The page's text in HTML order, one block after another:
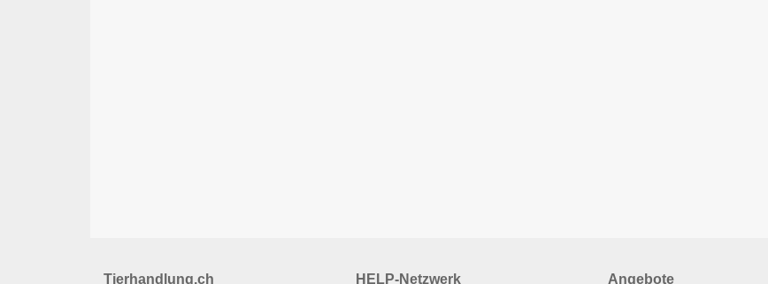
Tierhandlung.ch HELP-Netzwerk Angebote